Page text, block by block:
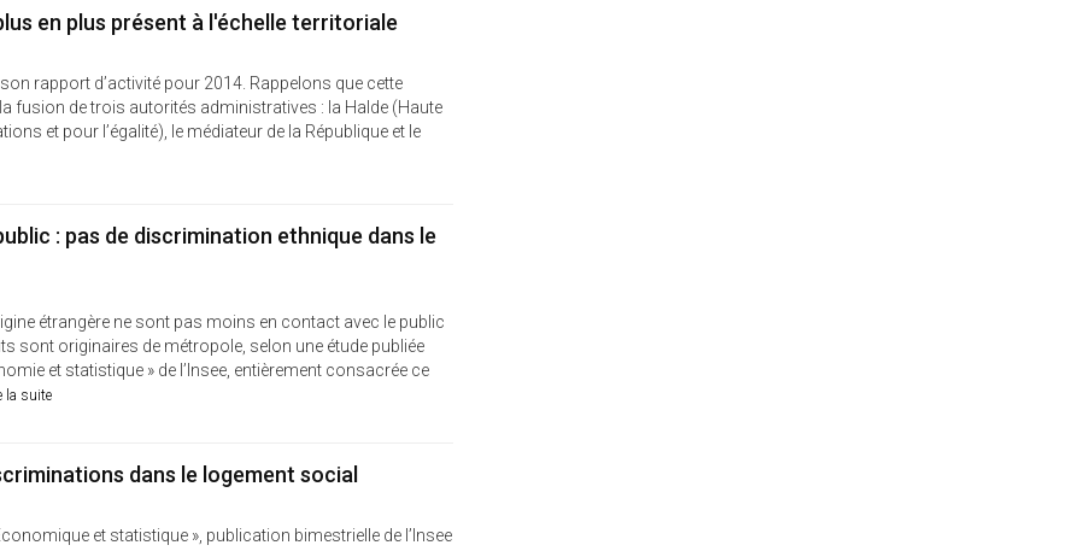
en plus présent à l'échelle territoriale
rapport d’activité pour 2014. Rappelons que cette
fusion de trois autorités administratives : la Halde (Haute
et pour l’égalité), le médiateur de la République et le
: pas de discrimination ethnique dans le
étrangère ne sont pas moins en contact avec le public
sont originaires de métropole, selon une étude publiée
et statistique » de l’Insee, entièrement consacrée ce
la suite
dans le logement social
et statistique », publication bimestrielle de l’Insee